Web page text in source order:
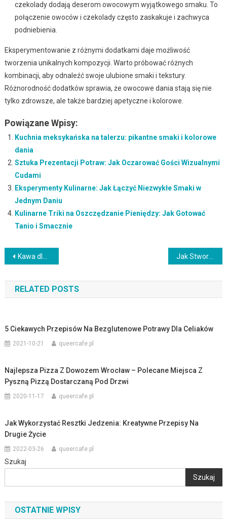
czekolady dodają deserom owocowym wyjątkowego smaku. To
połączenie owoców i czekolady często zaskakuje i zachwyca
podniebienia.
Eksperymentowanie z różnymi dodatkami daje możliwość
tworzenia unikalnych kompozycji. Warto próbować różnych
kombinacji, aby odnaleźć swoje ulubione smaki i tekstury.
Różnorodność dodatków sprawia, że owocowe dania stają się nie
tylko zdrowsze, ale także bardziej apetyczne i kolorowe.
Powiązane Wpisy:
Kuchnia meksykańska na talerzu: pikantne smaki i kolorowe
dania
Sztuka Prezentacji Potraw: Jak Oczarować Gości Wizualnymi
Cudami
Eksperymenty Kulinarne: Jak Łączyć Niezwykłe Smaki w
Jednym Daniu
Kulinarne Triki na Oszczędzanie Pieniędzy: Jak Gotować
Tanio i Smacznie
Nawigacja
wpisu
Kawa dla smakoszy: poszukiwanie najwyższej jakości ziaren i aromatycznych nut Jak Stworzyć Menu Dla Osób z Nietolerancją Pokarmową
RELATED POSTS
5 Ciekawych Przepisów Na Bezglutenowe Potrawy Dla Celiaków
2021-10-21 queercafe.pl
Najlepsza Pizza Z Dowozem Wrocław – Polecane Miejsca Z
Pyszną Pizzą Dostarczaną Pod Drzwi
2020-11-17 queercafe.pl
Jak Wykorzystać Resztki Jedzenia: Kreatywne Przepisy Na
Drugie Życie
2022-03-26 queercafe.pl
Szukaj
Szukaj
OSTATNIE WPISY